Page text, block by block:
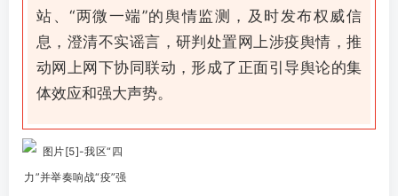
站、“两微一端”的舆情监测，及时发布权威信
息，澄清不实谣言，研判处置网上涉疫舆情，推
动网上网下协同联动，形成了正面引导舆论的集
体效应和强大声势。